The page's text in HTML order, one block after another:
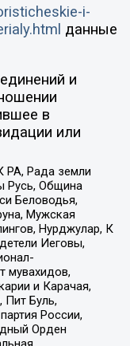
i-
данные
и
в
или
РА, Рада земли
Русь, Община
Беловодья,
Мужская
Нурджулар, К
Иеговы,
мувахидов,
и Карачая,
Буль,
России,
Орден